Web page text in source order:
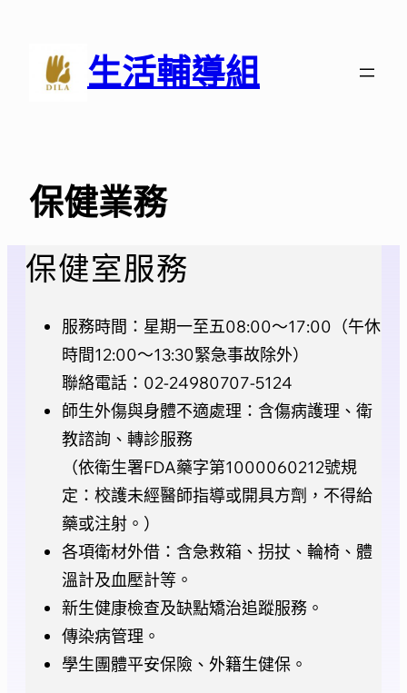
生活輔導組
保健業務
保健室服務
服務時間：星期一至五08:00～17:00（午休
時間12:00～13:30緊急事故除外）
聯絡電話：02-24980707-5124
師生外傷與身體不適處理：含傷病護理、衛
教諮詢、轉診服務
（依衛生署FDA藥字第1000060212號規
定：校護未經醫師指導或開具方劑，不得給
藥或注射。）
各項衛材外借：含急救箱、拐扙、輪椅、體
溫計及血壓計等。
新生健康檢查及缺點矯治追蹤服務。
傳染病管理。
學生團體平安保險、外籍生健保。